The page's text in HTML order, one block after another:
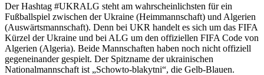
Der Hashtag #UKRALG steht am wahrscheinlichsten für ein
Fußballspiel zwischen der Ukraine (Heimmannschaft) und Algerien
(Auswärtsmannschaft). Denn bei UKR handelt es sich um das FIFA
Kürzel der Ukraine und bei ALG um den offiziellen FIFA Code von
Algerien (Algeria). Beide Mannschaften haben noch nicht offiziell
gegeneinander gespielt. Der Spitzname der ukrainischen
Nationalmannschaft ist „Schowto-blakytni“, die Gelb-Blauen.